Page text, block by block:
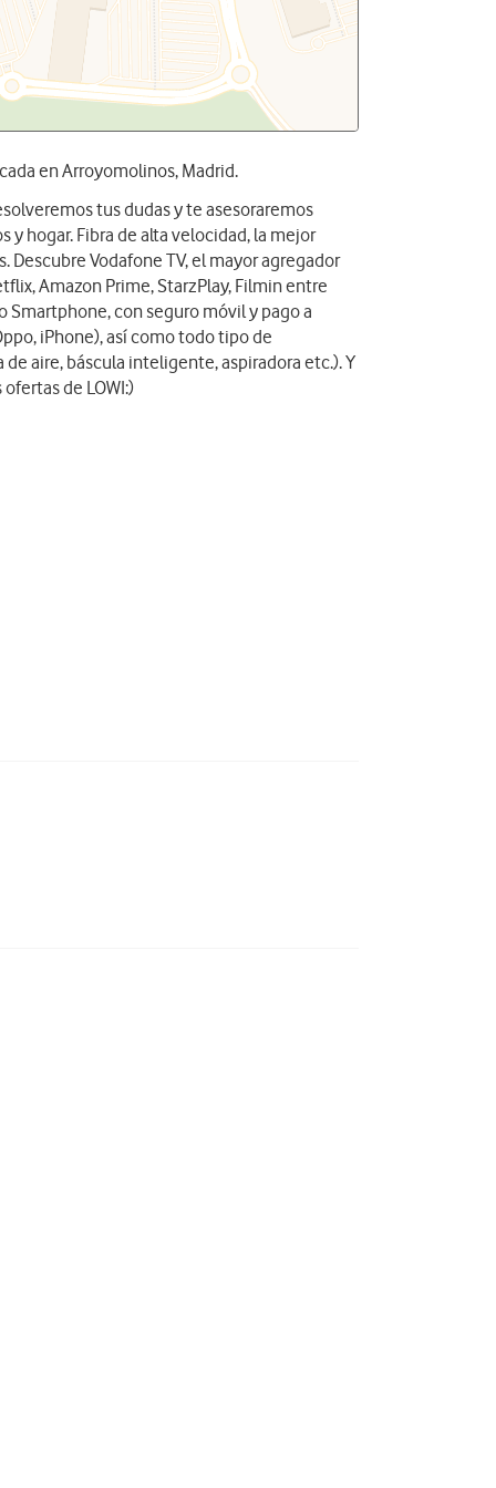
en Arroyomolinos, Madrid.
tus dudas y te asesoraremos
y hogar. Fibra de alta velocidad, la mejor
Vodafone TV, el mayor agregador
Amazon Prime, StarzPlay, Filmin entre
Smartphone, con seguro móvil y pago a
iPhone), así como todo tipo de
aire, báscula inteligente, aspiradora etc.). Y
de LOWI:)